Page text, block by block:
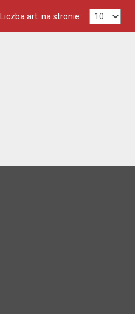
Liczba art. na stronie: